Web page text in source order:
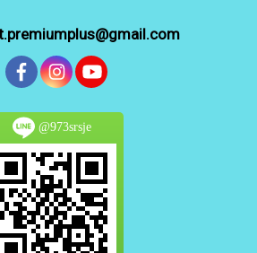
@973srsje